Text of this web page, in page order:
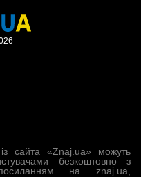
сайта «Znaj.ua» можуть
безкоштовно з
на znaj.ua,